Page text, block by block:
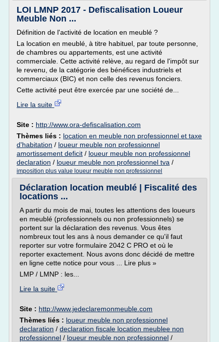
LOI LMNP 2017 - Defiscalisation Loueur
Meuble Non ...
Définition de l'activité de location en meublé ?
La location en meublé, à titre habituel, par toute personne,
de chambres ou appartements, est une activité
commerciale. Cette activité relève, au regard de l'impôt sur
le revenu, de la catégorie des bénéfices industriels et
commerciaux (BIC) et non celle des revenus fonciers.
Cette activité peut être exercée par une société de...
Lire la suite
Site : http://www.ora-defiscalisation.com
Thèmes liés : location en meuble non professionnel et taxe
d'habitation / loueur meuble non professionnel
amortissement deficit / loueur meuble non professionnel
declaration / loueur meuble non professionnel tva /
imposition plus value loueur meuble non professionnel
Déclaration location meublé | Fiscalité des
locations ...
A partir du mois de mai, toutes les attentions des loueurs
en meublé (professionnels ou non professionnels) se
portent sur la déclaration des revenus. Vous êtes
nombreux tout les ans à nous demander ce qu'il faut
reporter sur votre formulaire 2042 C PRO et où le
reporter exactement. Nous avons donc décidé de mettre
en ligne cette notice pour vous ... Lire plus »
LMP / LMNP : les...
Lire la suite
Site : http://www.jedeclaremonmeuble.com
Thèmes liés : loueur meuble non professionnel
declaration / declaration fiscale location meublee non
professionnel / loueur meuble non professionnel /